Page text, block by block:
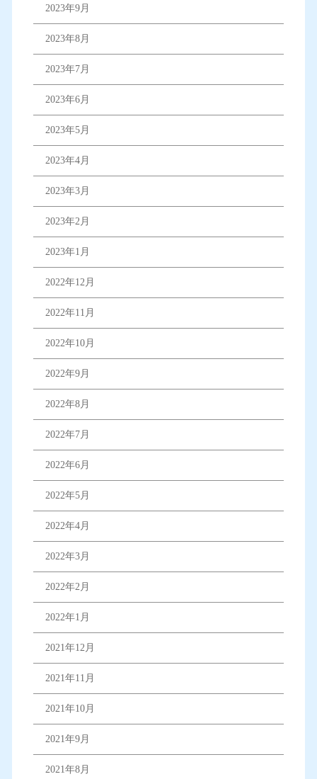
2023年9月
2023年8月
2023年7月
2023年6月
2023年5月
2023年4月
2023年3月
2023年2月
2023年1月
2022年12月
2022年11月
2022年10月
2022年9月
2022年8月
2022年7月
2022年6月
2022年5月
2022年4月
2022年3月
2022年2月
2022年1月
2021年12月
2021年11月
2021年10月
2021年9月
2021年8月